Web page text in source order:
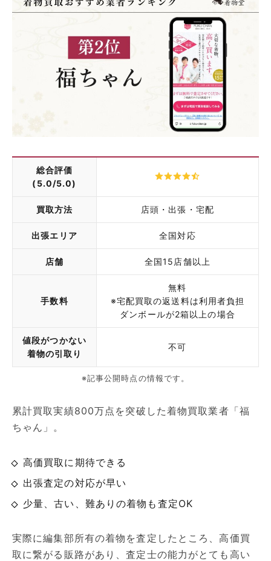
総合評価
(5.0/5.0)
買取方法 店頭・出張・宅配
出張エリア 全国対応
店舗 全国15店舗以上
手数料
無料
※宅配買取の返送料は利用者負担
ダンボールが2箱以上の場合
値段がつかない
着物の引取り
不可
※記事公開時点の情報です。
累計買取実績800万点を突破した着物買取業者「福
ちゃん」。
高価買取に期待できる
出張査定の対応が早い
少量、古い、難ありの着物も査定OK
実際に編集部所有の着物を査定したところ、高価買
取に繋がる販路があり、査定士の能力がとても高い